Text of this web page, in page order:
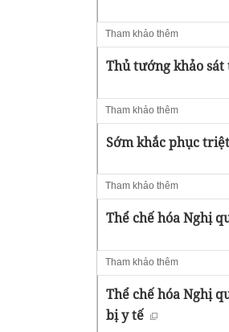
Tham khảo thêm
Thủ tướng khảo
Tham khảo thêm
Sớm khắc phục
Tham khảo thêm
Thể chế hóa Nghị
Tham khảo thêm
Thể chế hóa Nghị
bị y tế